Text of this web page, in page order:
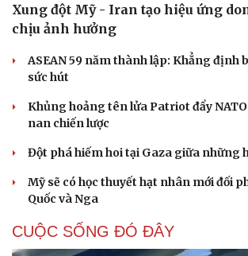
Cải chính
Xung đột Mỹ - Iran tạo hiệu ứng
chịu ảnh hưởng
ASEAN 59 năm thành lập: Khẳng định
sức hút
Khủng hoảng tên lửa Patriot đẩy
nan chiến lược
Đột phá hiếm hoi tại Gaza giữa những
Mỹ sẽ có học thuyết hạt nhân mới đối
Quốc và Nga
CUỘC SỐNG ĐÓ ĐÂY